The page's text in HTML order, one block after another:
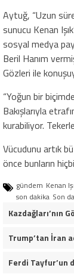
Aytuğ, “Uzun
sunucu Kenan
sosyal medya
Beril Hanım
Gözleri ile
“Yoğun bir
Bakışlarıyla
kurabiliyor.
Vücudunu artık
önce bunların
gündem Kenan
son dakika Son
Ferdi Tayfur’un